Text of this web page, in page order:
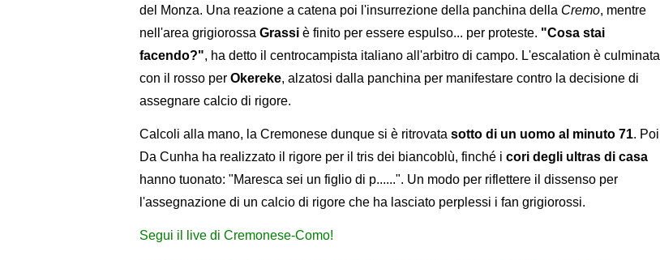
del Monza. Una reazione a catena poi l'insurrezione della panchina della Cremo, mentre
nell'area grigiorossa Grassi è finito per essere espulso... per proteste. "Cosa stai
facendo?", ha detto il centrocampista italiano all'arbitro di campo. L'escalation è culminata
con il rosso per Okereke, alzatosi dalla panchina per manifestare contro la decisione di
assegnare calcio di rigore.
Calcoli alla mano, la Cremonese dunque si è ritrovata sotto di un uomo al minuto 71. Poi
Da Cunha ha realizzato il rigore per il tris dei biancoblù, finché i cori degli ultras di casa
hanno tuonato: "Maresca sei un figlio di p......". Un modo per riflettere il dissenso per
l'assegnazione di un calcio di rigore che ha lasciato perplessi i fan grigiorossi.
Segui il live di Cremonese-Como!